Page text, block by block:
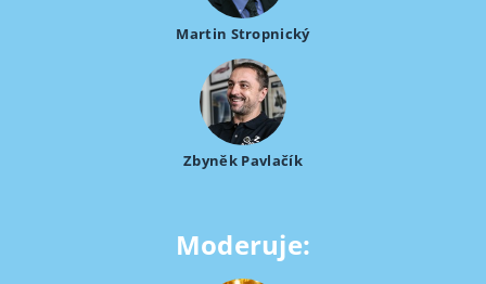
Martin Stropnický
Zbyněk Pavlačík
Moderuje: